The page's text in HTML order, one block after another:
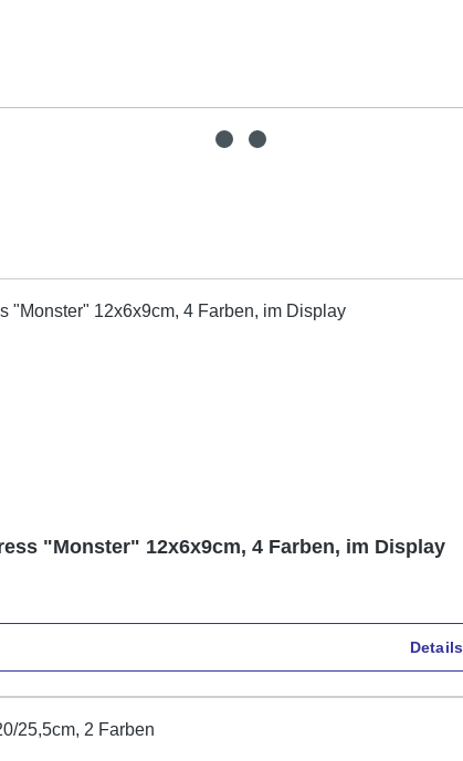
"Monster" 12x6x9cm, 4 Farben, im Display
Details